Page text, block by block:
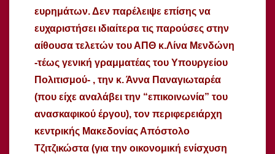
ευρημάτων. Δεν παρέλειψε επίσης να
ευχαριστήσει ιδιαίτερα τις παρούσες στην
αίθουσα τελετών του ΑΠΘ κ.Λίνα Μενδώνη
-τέως γενική γραμματέας του Υπουργείου
Πολιτισμού- , την κ. Άννα Παναγιωταρέα
(που είχε αναλάβει την “επικοινωνία” του
ανασκαφικού έργου), τον περιφερειάρχη
κεντρικής Μακεδονίας Απόστολο
Τζιτζικώστα (για την οικονομική ενίσχυση